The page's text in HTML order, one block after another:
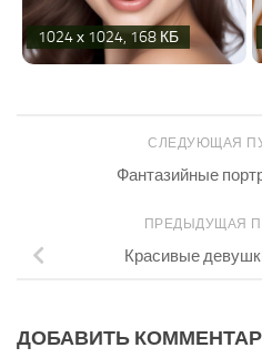
1024 х 1024, 168 КБ
СЛЕДУЮЩАЯ
Фантазийные
ПРЕДЫДУЩАЯ
Красивые
ДОБАВИТЬ